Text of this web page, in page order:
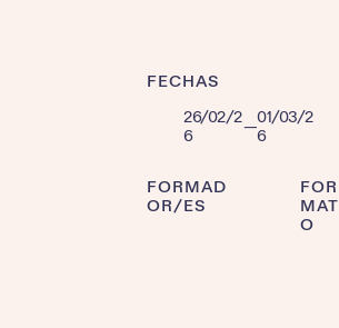
FECHAS
26/02/2
6
—01/03/2
6
FORMAD
OR/ES
FOR
MAT
O